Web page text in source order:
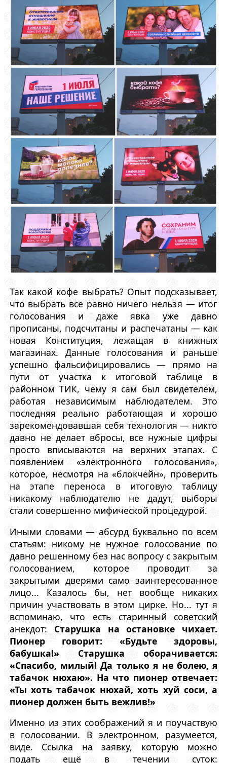
Так какой кофе выбрать? Опыт подсказывает,
что выбрать всё равно ничего нельзя — итог
голосования и даже явка уже давно
прописаны, подсчитаны и распечатаны — как
новая Конституция, лежащая в книжных
магазинах. Данные голосования и раньше
успешно фальсифицировались — прямо на
пути от участка к итоговой таблице в
районном ТИК, чему я сам был свидетелем,
работая независимым наблюдателем. Это
последняя реально работающая и хорошо
зарекомендовавшая себя технология — никто
давно не делает вбросы, все нужные цифры
просто вписываются на верхних этапах. С
появлением «электронного голосования»,
которое, несмотря на «блокчейн», проверить
на этапе переноса в итоговую таблицу
никакому наблюдателю не дадут, выборы
стали совершенно мифической процедурой.
Иными словами — абсурд буквально по всем
статьям: никому не нужное голосование по
давно решенному без нас вопросу с закрытым
голосованием, которое проводит за
закрытыми дверями само заинтересованное
лицо... Казалось бы, нет вообще никаких
причин участвовать в этом цирке. Но... тут я
вспоминаю, что есть старинный советский
анекдот: Старушка на остановке чихает.
Пионер говорит: «Будьте здоровы,
бабушка!» Старушка оборачивается:
«Спасибо, милый! Да только я не болею, я
табачок нюхаю». На что пионер отвечает:
«Ты хоть табачок нюхай, хоть хуй соси, а
пионер должен быть вежлив!»
Именно из этих соображений я и поучаствую
в голосовании. В электронном, разумеется,
виде. Ссылка на заявку, которую можно
подать ещё в течении суток: